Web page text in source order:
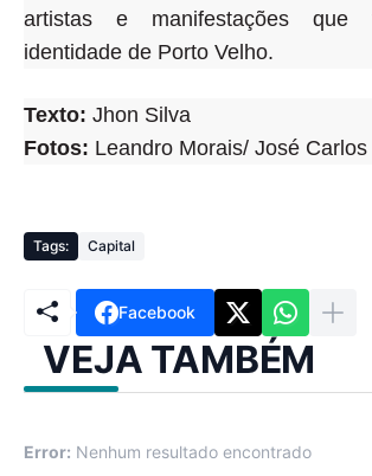
artistas e manifestações que
identidade de Porto Velho.
Texto: Jhon Silva
Fotos: Leandro Morais/ José Carlos
Tags: Capital
Facebook
VEJA TAMBÉM
Error: Nenhum resultado encontrado